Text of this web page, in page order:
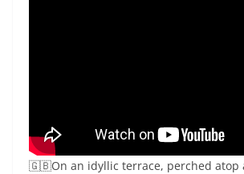
🇬🇧On an idyllic terrace, perched atop